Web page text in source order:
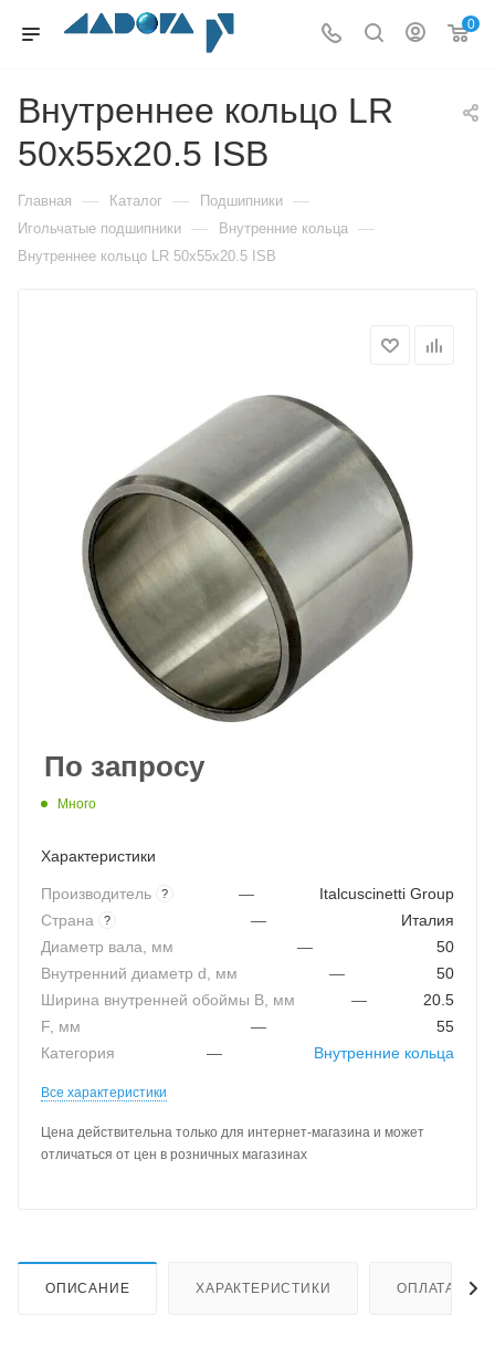
0
Внутреннее кольцо LR
50x55x20.5 ISB
Главная — Каталог — Подшипники —
Игольчатые подшипники — Внутренние кольца —
Внутреннее кольцо LR 50x55x20.5 ISB
По запросу
Много
Характеристики
Производитель ? —
Italcuscinetti Group
Страна
? —
Италия
Диаметр вала, мм
—
50
Внутренний диаметр d, мм
—
50
Ширина внутренней обоймы B, мм
—
20.5
F, мм
—
55
Категория
— Внутренние кольца
Все характеристики
Цена действительна только для интернет-магазина и может
отличаться от цен в розничных магазинах
ОПИСАНИЕ ХАРАКТЕРИСТИКИ ОПЛАТА